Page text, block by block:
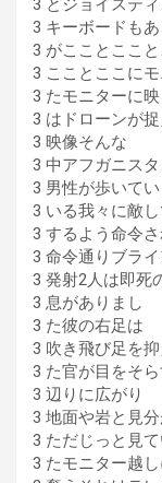
3 とジョイステ
3 キーボードも
3 がこことここ
3 こことここに
3 たモニターに
3 はドローンが
3 映像そんな
3 中アフガニス
3 男性が歩いて
3 いる我々に敵
3 するよう命令
3 命令通りブラ
3 発射2人は即死
3 息がありまし
3 た彼の右足は
3 吹き飛び足を
3 た官が目をそ
3 辺りに広がり
3 地面や岩と見
3 ただじっと見
3 たモニター越